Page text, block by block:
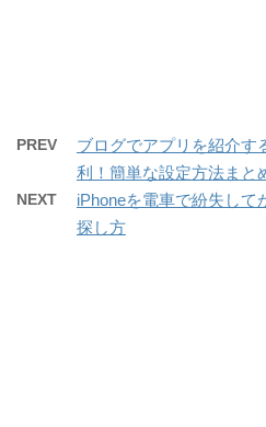
PREV
ブログでアプリを紹介す
利！簡単な設定方法まと
NEXT
iPhoneを電車で紛失して
探し方